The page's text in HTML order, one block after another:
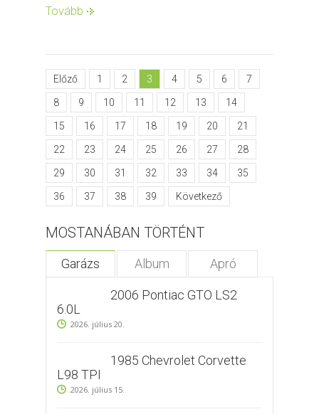
Tovább
Előző 1 2 3 4 5 6 7
8 9 10 11 12 13 14
15 16 17 18 19 20 21
22 23 24 25 26 27 28
29 30 31 32 33 34 35
36 37 38 39 Következő
MOSTANÁBAN TÖRTÉNT
Garázs Album Apró
2006 Pontiac GTO LS2
6.0L
2026. július 20.
1985 Chevrolet Corvette
L98 TPI
2026. július 15.